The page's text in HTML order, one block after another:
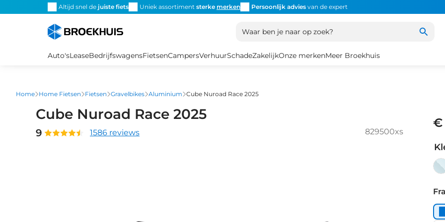
Altijd snel de juiste fiets Uniek assortiment sterke merken Persoonlijk advies van de expert
Waar ben je naar op zoek?
Auto'sLeaseBedrijfswagensFietsenCampersVerhuurSchadeZakelijkOnze merkenMeer Broekhuis
Home Home Fietsen Fietsen Gravelbikes Aluminium Cube Nuroad Race 2025
Cube Nuroad Race 2025
9 1586 reviews 829500xs
€